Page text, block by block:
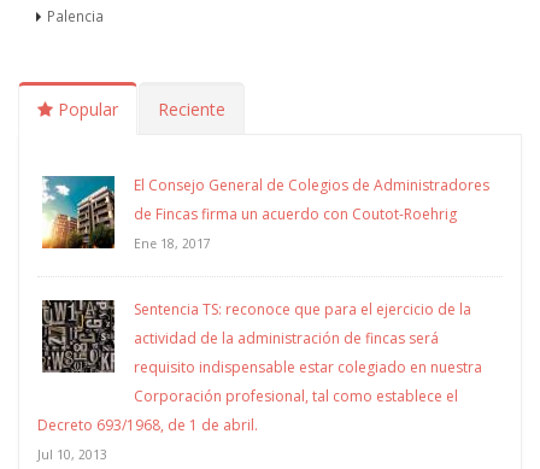
Palencia
Popular Reciente
El Consejo General de Colegios de Administradores
de Fincas firma un acuerdo con Coutot-Roehrig
Ene 18, 2017
Sentencia TS: reconoce que para el ejercicio de la
actividad de la administración de fincas será
requisito indispensable estar colegiado en nuestra
Corporación profesional, tal como establece el
Decreto 693/1968, de 1 de abril.
Jul 10, 2013